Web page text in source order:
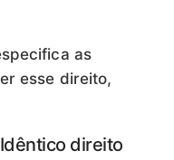
as
esse direito,
Idêntico direito